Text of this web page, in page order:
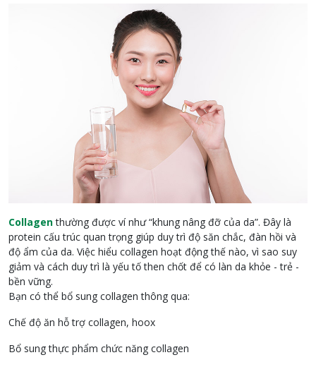
Collagenthường được ví như “khung nâng đỡ của da”. Đây là
protein cấu trúc quan trọng giúp duy trì độ săn chắc, đàn hồi và
độ ẩm của da. Việc hiểu collagen hoạt động thế nào, vì sao suy
giảm và cách duy trì là yếu tố then chốt để có làn da khỏe - trẻ -
bền vững.
Bạn có thể bổ sung collagen thông qua:
Chế độ ăn hỗ trợ collagen, hoox
Bổ sung thực phẩm chức năng collagen